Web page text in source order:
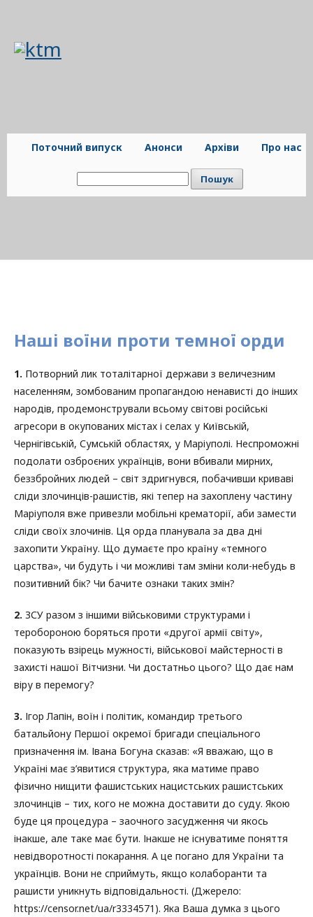
Поточний випуск Анонси Архіви Про нас
Пошук
Наші воїни проти темної орди
1. Потворний лик тоталітарної держави з величезним
населенням, зомбованим пропагандою ненависті до інших
народів, продемонстрували всьому світові російські
агресори в окупованих містах і селах у Київській,
Чернігівській, Сумській областях, у Маріуполі. Неспроможні
подолати озброєних українців, вони вбивали мирних,
беззбройних людей – світ здригнувся, побачивши криваві
сліди злочинців-рашистів, які тепер на захоплену частину
Маріуполя вже привезли мобільні крематорії, аби замести
сліди своїх злочинів. Ця орда планувала за два дні
захопити Україну. Що думаєте про країну «темного
царства», чи будуть і чи можливі там зміни коли-небудь в
позитивний бік? Чи бачите ознаки таких змін?
2. ЗСУ разом з іншими військовими структурами і
теробороною боряться проти «другої армії світу»,
показують взірець мужності, військової майстерності в
захисті нашої Вітчизни. Чи достатньо цього? Що дає нам
віру в перемогу?
3. Ігор Лапін, воїн і політик, командир третього
батальйону Першої окремої бригади спеціального
призначення ім. Івана Богуна сказав: «Я вважаю, що в
Україні має з’явитися структура, яка матиме право
фізично нищити фашистських нацистських рашистських
злочинців – тих, кого не можна доставити до суду. Якою
буде ця процедура – заочного засудження чи якось
інакше, але таке має бути. Інакше не існуватиме поняття
невідворотності покарання. А це погано для України та
українців. Вони не сприймуть, якщо колаборанти та
рашисти уникнуть відповідальності. (Джерело:
https://censor.net/ua/r3334571). Яка Ваша думка з цього